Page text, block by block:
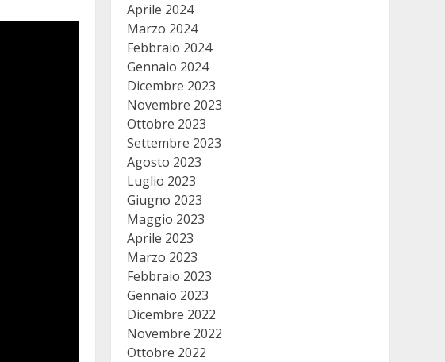
Aprile 2024
Marzo 2024
Febbraio 2024
Gennaio 2024
Dicembre 2023
Novembre 2023
Ottobre 2023
Settembre 2023
Agosto 2023
Luglio 2023
Giugno 2023
Maggio 2023
Aprile 2023
Marzo 2023
Febbraio 2023
Gennaio 2023
Dicembre 2022
Novembre 2022
Ottobre 2022